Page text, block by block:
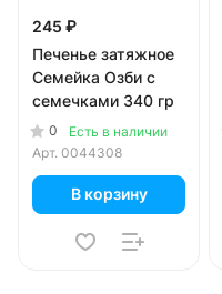
245 ₽
Печенье затяжное
Семейка Озби с
семечками 340 гр
0
Есть в наличии
Арт. 0044308
В корзину